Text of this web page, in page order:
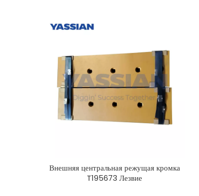
Внешняя центральная режущая кромка
T195673 Лезвие